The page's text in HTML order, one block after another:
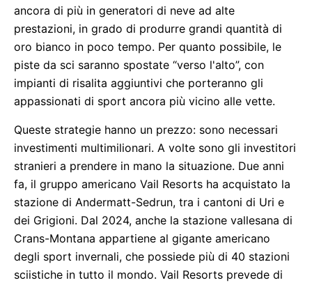
ancora di più in generatori di neve ad alte
prestazioni, in grado di produrre grandi quantità di
oro bianco in poco tempo. Per quanto possibile, le
piste da sci saranno spostate “verso l'alto”, con
impianti di risalita aggiuntivi che porteranno gli
appassionati di sport ancora più vicino alle vette.
Queste strategie hanno un prezzo: sono necessari
investimenti multimilionari. A volte sono gli investitori
stranieri a prendere in mano la situazione. Due anni
fa, il gruppo americano Vail Resorts ha acquistato la
stazione di Andermatt-Sedrun, tra i cantoni di Uri e
dei Grigioni. Dal 2024, anche la stazione vallesana di
Crans-Montana appartiene al gigante americano
degli sport invernali, che possiede più di 40 stazioni
sciistiche in tutto il mondo. Vail Resorts prevede di